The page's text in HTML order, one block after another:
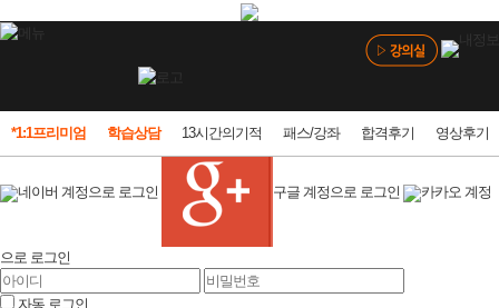
*1:1프리미엄 학습상담 13시간의기적 패스/강좌 합격후기 영상후기
네이버 계정으로 로그인 구글 계정으로 로그인 카카오 계정
으로 로그인
자동 로그인